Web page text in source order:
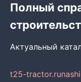
Полный
Актуальный
t25-tractor.ru